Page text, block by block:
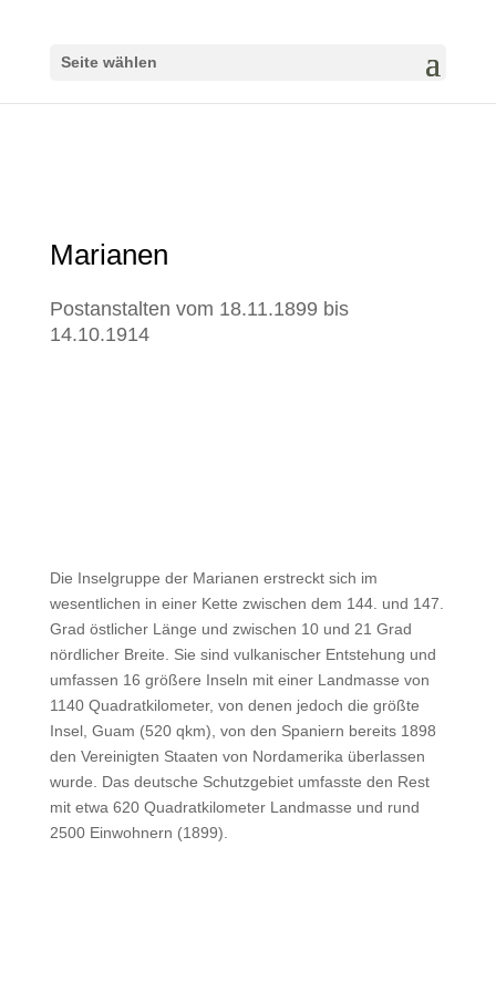
Seite wählen
Marianen
Postanstalten vom 18.11.1899 bis
14.10.1914
Die Inselgruppe der Marianen erstreckt sich im
wesentlichen in einer Kette zwischen dem 144. und 147.
Grad östlicher Länge und zwischen 10 und 21 Grad
nördlicher Breite. Sie sind vulkanischer Entstehung und
umfassen 16 größere Inseln mit einer Landmasse von
1140 Quadratkilometer, von denen jedoch die größte
Insel, Guam (520 qkm), von den Spaniern bereits 1898
den Vereinigten Staaten von Nordamerika überlassen
wurde. Das deutsche Schutzgebiet umfasste den Rest
mit etwa 620 Quadratkilometer Landmasse und rund
2500 Einwohnern (1899).